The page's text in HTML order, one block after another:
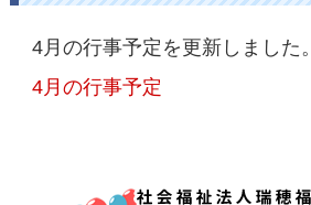
4月の行事予定を更新しました。
4月の行事予定